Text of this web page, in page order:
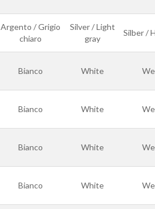
Argento / Grigio
chiaro
Silver / Light
gray
Silber /
Bianco White
Bianco White
Bianco White
Bianco White